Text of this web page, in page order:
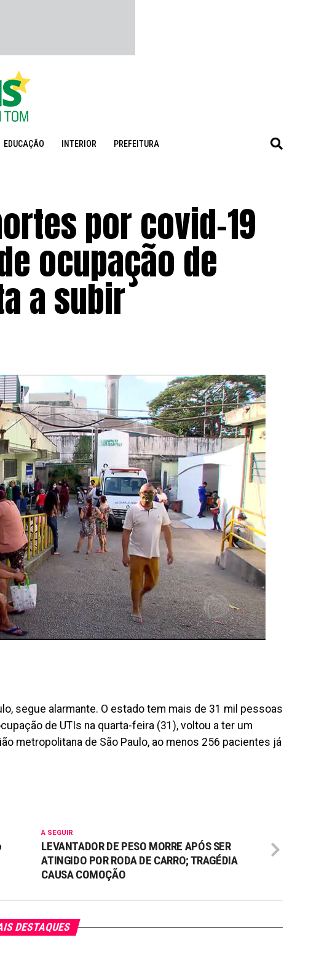
EDUCAÇÃO INTERIOR PREFEITURA
por covid-19
ocupação de
a subir
segue alarmante. O estado tem mais de 31 mil pessoas
de UTIs na quarta-feira (31), voltou a ter um
metropolitana de São Paulo, ao menos 256 pacientes já
A SEGUIR
LEVANTADOR DE PESO MORRE APÓS SER
ATINGIDO POR RODA DE CARRO; TRAGÉDIA
CAUSA COMOÇÃO
DESTAQUES